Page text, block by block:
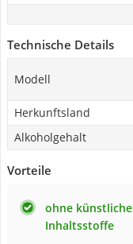
Technische Details
Modell
Herkunftsland
Alkoholgehalt
Vorteile
ohne künstliche
Inhaltsstoffe